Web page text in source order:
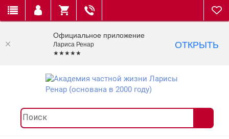
Официальное приложение
Лариса Ренар
★★★★★
ОТКРЫТЬ